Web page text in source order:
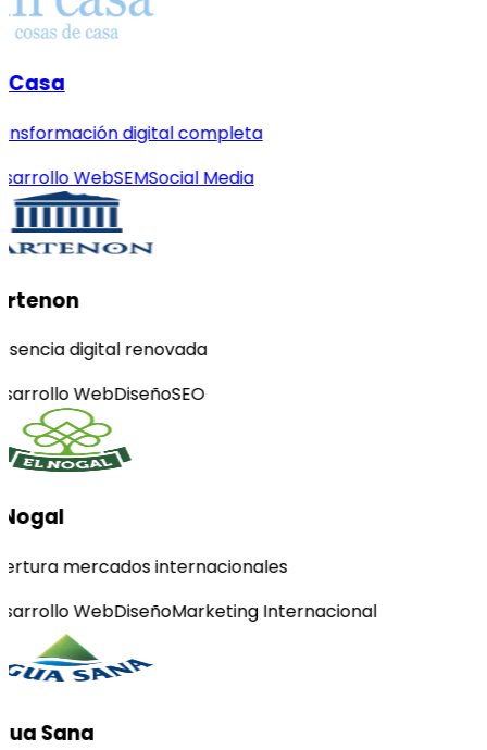
Casa
digital completa
WebSEMSocial Media
digital renovada
WebDiseñoSEO
mercados internacionales
WebDiseñoMarketing Internacional
Sana